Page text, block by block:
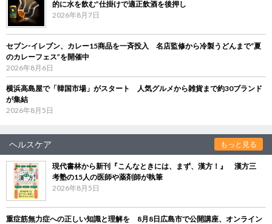
的に水を飲む”仕掛けで適正飲酒を後押し
2026年8月7日
セブン‐イレブン、カレー15商品を一斉投入 名店監修から冷製うどんまで“夏
のカレーフェス”を開催中
2026年8月6日
横浜高島屋で「韓国市場」がスタート 人気グルメから雑貨まで約30ブランド
が集結
2026年8月5日
ヘルスケア もっと見る
現代書林から新刊『こんなときには、まず、漢方！』 漢方三
考塾の15人の医師や薬剤師が執筆
2026年8月5日
重症筋無力症への正しい知識と理解を 8月8日広島市で公開講座、オンライン